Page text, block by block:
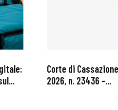
Corte di
2026, n. 23436 –...